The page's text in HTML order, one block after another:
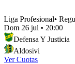
Liga Profesional•
Dom 26 jul • 20:00
Defensa Y Justicia
Aldosivi
Ver Cuotas